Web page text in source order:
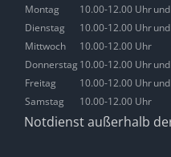
Montag 10.00-12.00 Uhrund
Dienstag
10.00-12.00 Uhrund
Mittwoch
10.00-12.00 Uhr
Donnerstag10.00-12.00 Uhrund
Freitag
10.00-12.00 Uhrund
Samstag
10.00-12.00 Uhr
Notdienst außerhalb